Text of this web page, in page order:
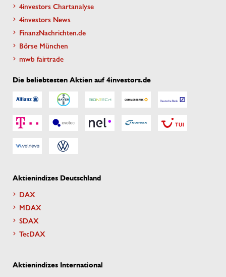
4investors Chartanalyse
4investors News
FinanzNachrichten.de
Börse München
mwb fairtrade
Die beliebtesten Aktien auf 4investors.de
Aktienindizes Deutschland
DAX
MDAX
SDAX
TecDAX
Aktienindizes International